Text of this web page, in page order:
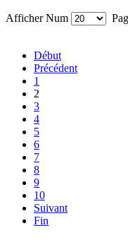
Afficher Num
Début
Précédent
1
2
3
4
5
6
7
8
9
10
Suivant
Fin